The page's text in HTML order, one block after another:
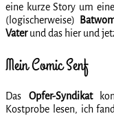
eine kurze Story um
(logischerweise)
Vaterund das hier und
Mein Comic Senf
Das Opfer-Syndikat
Kostprobe lesen, ich